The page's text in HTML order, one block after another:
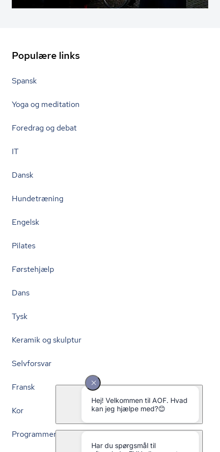
Populære links
Spansk
Yoga og meditation
Foredrag og debat
IT
Dansk
Hundetræning
Engelsk
Pilates
Førstehjælp
Dans
Tysk
Keramik og skulptur
Selvforsvar
Fransk
Kor
Programmering